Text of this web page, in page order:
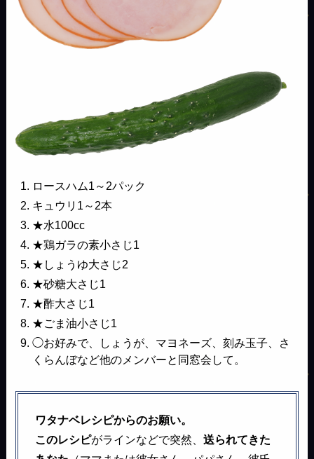
ロースハム1～2パック
キュウリ1～2本
★水100cc
★鶏ガラの素小さじ1
★しょうゆ大さじ2
★砂糖大さじ1
★酢大さじ1
★ごま油小さじ1
◯お好みで、しょうが、マヨネーズ、刻み玉子、さ
くらんぼなど他のメンバーと同窓会して。
ワタナベレシピからのお願い。
このレシピがラインなどで突然、送られてきた